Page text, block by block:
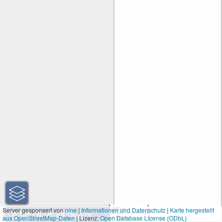
30 m
100 ft
Server gesponsert vonnine|Informationen und Datenschutz | Karte hergestellt
aus OpenStreetMap-Daten| Lizenz:Open Database License (ODbL)